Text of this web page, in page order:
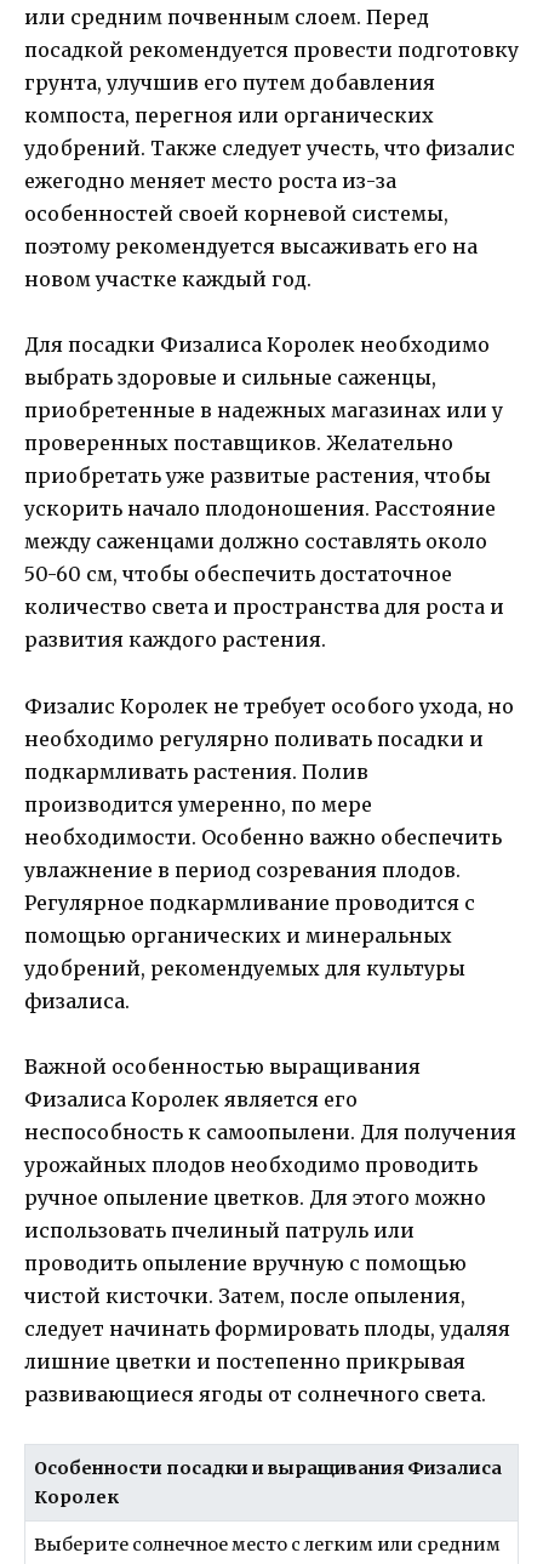
или средним почвенным слоем. Перед
посадкой рекомендуется провести подготовку
грунта, улучшив его путем добавления
компоста, перегноя или органических
удобрений. Также следует учесть, что физалис
ежегодно меняет место роста из-за
особенностей своей корневой системы,
поэтому рекомендуется высаживать его на
новом участке каждый год.
Для посадки Физалиса Королек необходимо
выбрать здоровые и сильные саженцы,
приобретенные в надежных магазинах или у
проверенных поставщиков. Желательно
приобретать уже развитые растения, чтобы
ускорить начало плодоношения. Расстояние
между саженцами должно составлять около
50-60 см, чтобы обеспечить достаточное
количество света и пространства для роста и
развития каждого растения.
Физалис Королек не требует особого ухода, но
необходимо регулярно поливать посадки и
подкармливать растения. Полив
производится умеренно, по мере
необходимости. Особенно важно обеспечить
увлажнение в период созревания плодов.
Регулярное подкармливание проводится с
помощью органических и минеральных
удобрений, рекомендуемых для культуры
физалиса.
Важной особенностью выращивания
Физалиса Королек является его
неспособность к самоопылени. Для получения
урожайных плодов необходимо проводить
ручное опыление цветков. Для этого можно
использовать пчелиный патруль или
проводить опыление вручную с помощью
чистой кисточки. Затем, после опыления,
следует начинать формировать плоды, удаляя
лишние цветки и постепенно прикрывая
развивающиеся ягоды от солнечного света.
Особенности посадки и выращивания Физалиса
Королек
Выберите солнечное место с легким или средним